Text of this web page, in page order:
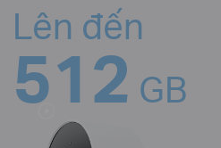
Lên đến
512 GB